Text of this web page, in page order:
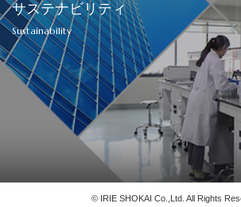
サステナビリティ
Sustainability
© IRIE SHOKAI Co.,Ltd. All Rights